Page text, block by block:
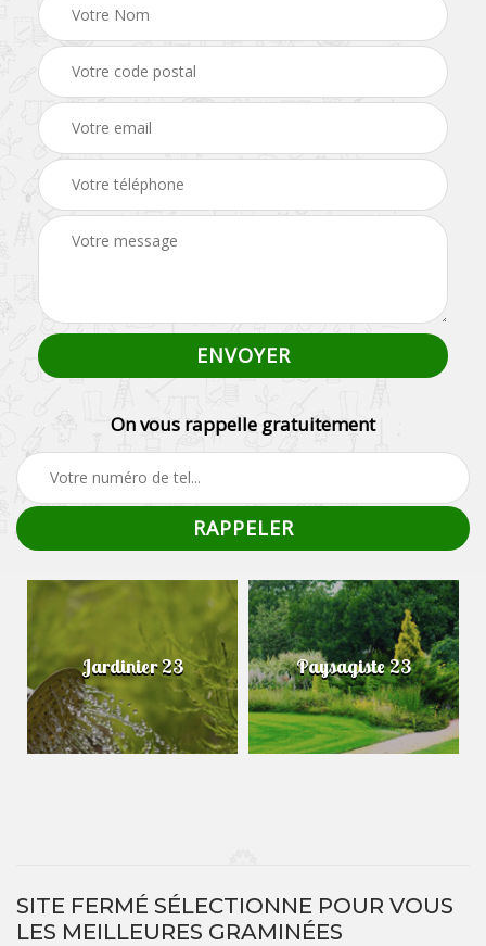
On vous rappelle gratuitement
Jardinier 23 Paysagiste 23
SITE FERMÉ SÉLECTIONNE POUR VOUS
LES MEILLEURES GRAMINÉES